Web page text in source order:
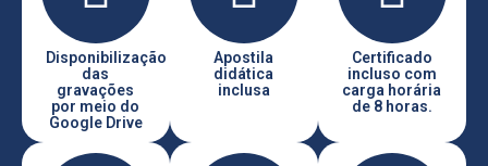
Disponibilização
das
gravações
por meio do
Google Drive
Apostila
didática
inclusa
Certificado
incluso com
carga horária
de 8 horas.